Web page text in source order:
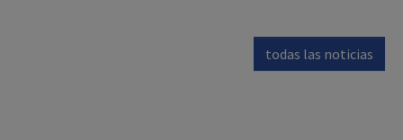
todas las noticias